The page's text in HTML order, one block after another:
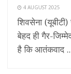
4 AUGUST 2025
शिवसेना
बेहद ही गैर-
है कि आतंकवाद